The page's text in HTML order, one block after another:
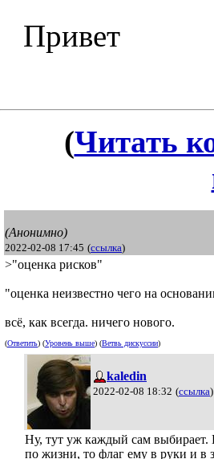
Привет
(Читать
(Анонимно)
2022-02-08 17:45 (ссылка)
>"оценка рисков"
"оценка неизвестно чего на
всё, как всегда. ничего нового.
(Ответить) (Уровень выше) (Ветвь дискуссии)
kaledin
2022-02-08 18:32 (ссылка)
Ну, тут уж каждый сам выбирает.
по жизни, то флаг ему в руки и в